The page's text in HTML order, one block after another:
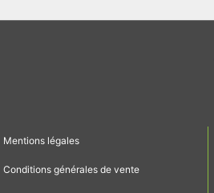
Mentions légales
Conditions générales de vente